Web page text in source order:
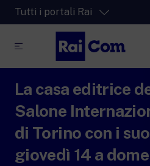
Tutti i portali Rai
La piattaforma di
RaiPlay
La piattaforma digitale
Rai.
RaiPlay Sound
La casa editrice
Salone
di Torino con i
giovedì 14 a